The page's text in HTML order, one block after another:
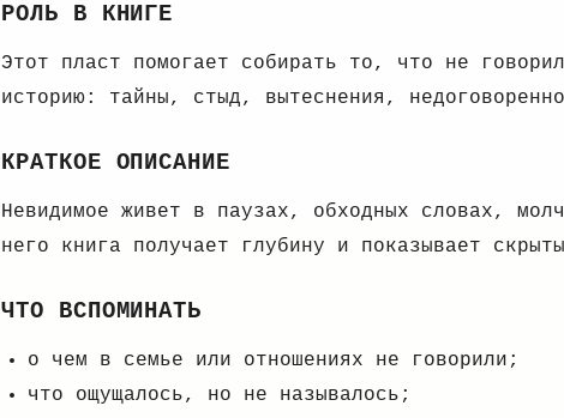
РОЛЬ В КНИГЕ
Этот пласт помогает собирать то, что не
историю: тайны, стыд, вытеснения,
КРАТКОЕ ОПИСАНИЕ
Невидимое живет в паузах, обходных словах,
него книга получает глубину и показывает
ЧТО ВСПОМИНАТЬ
о чем в семье или отношениях не говорили;
что ощущалось, но не называлось;